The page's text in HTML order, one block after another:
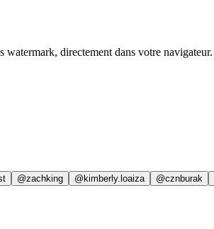
watermark, directement dans votre navigateur.
@zachking @kimberly.loaiza @cznburak